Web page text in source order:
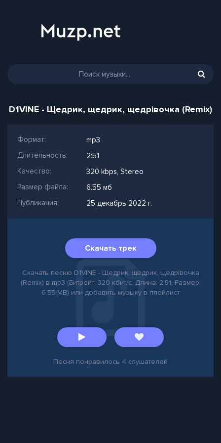
D1VINE - Щедрик, щедрик, щедрівочка (Remix)
Формат:
mp3
Длительность:
2:51
Качество:
320 kbps, Stereo
Размер файла:
6.55 мб
Публикация:
25 декабрь 2022 г.
Скачать трек
Скачать песню D1VINE - Щедрик, щедрик, щедрівочка
(Remix) в mp3 (Битрейт: 320 кбит/с, Длина: 2:51, Размер:
6.55 MB) или добавить музыку в плейлист
Песня понравилось 4 слушателей